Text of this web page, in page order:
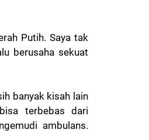
Putih. Saya tak
berusaha sekuat
banyak kisah lain
terbebas dari
ambulans.